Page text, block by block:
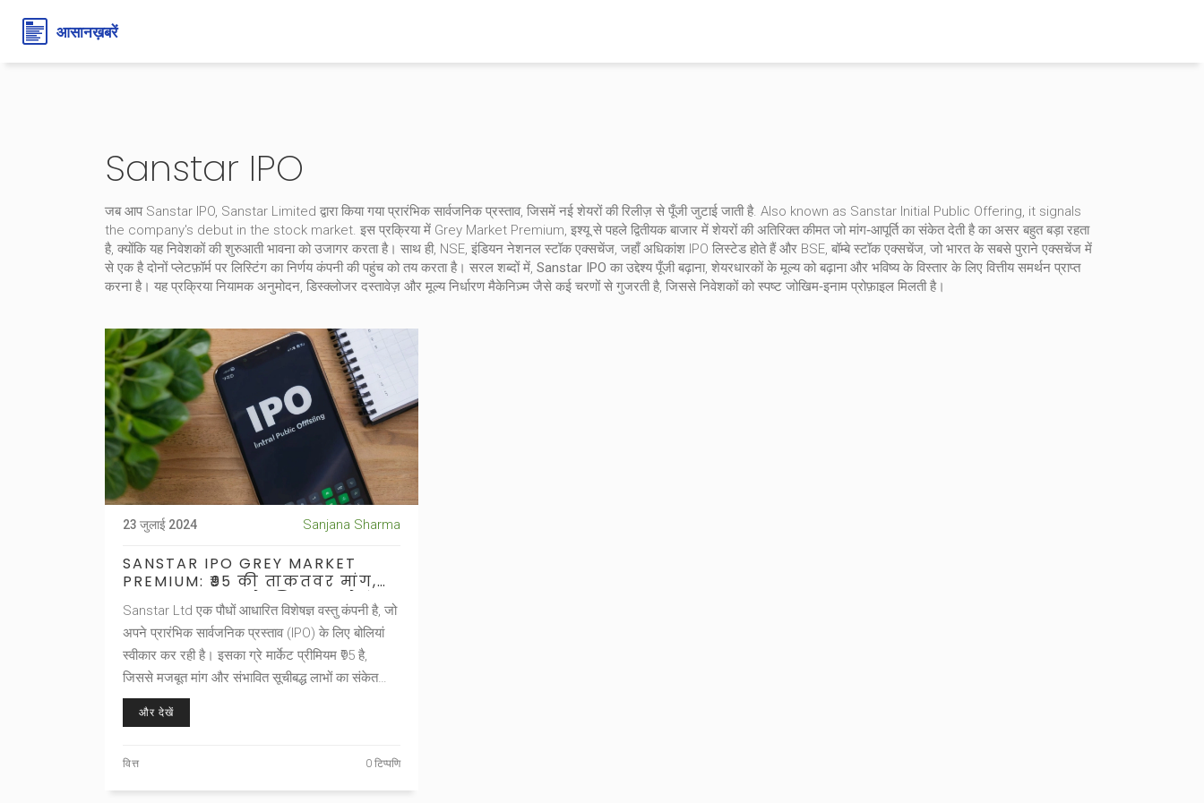
Sanstar IPO
जब आप Sanstar IPO, Sanstar Limited द्वारा किया गया प्रारंभिक सार्वजनिक प्रस्ताव, जिसमें नई शेयरों की रिलीज़ से पूँजी जुटाई जाती है. Also known as Sanstar Initial Public Offering, it signals
the company's debut in the stock market. इस प्रक्रिया में Grey Market Premium, इश्यू से पहले द्वितीयक बाजार में शेयरों की अतिरिक्त कीमत जो मांग‑आपूर्ति का संकेत देती हैका असर बहुत बड़ा रहता
है, क्योंकि यह निवेशकों की शुरुआती भावना को उजागर करता है। साथ ही, NSE, इंडियन नेशनल स्टॉक एक्सचेंज, जहाँ अधिकांश IPO लिस्टेड होते हैंऔर BSE, बॉम्बे स्टॉक एक्सचेंज, जो भारत के सबसे पुराने एक्सचेंज में
से एक हैदोनों प्लेटफ़ॉर्म पर लिस्टिंग का निर्णय कंपनी की पहुंच को तय करता है। सरल शब्दों में, Sanstar IPO का उद्देश्य पूँजी बढ़ाना, शेयरधारकों के मूल्य को बढ़ाना और भविष्य के विस्तार के लिए वित्तीय समर्थन प्राप्त
करना है। यह प्रक्रिया नियामक अनुमोदन, डिस्क्लोजर दस्तावेज़ और मूल्य निर्धारण मैकेनिज़्म जैसे कई चरणों से गुजरती है, जिससे निवेशकों को स्पष्ट जोखिम‑इनाम प्रोफ़ाइल मिलती है।
23 जुलाई 2024 Sanjana Sharma
SANSTAR IPO GREY MARKET
PREMIUM: ₹95 की ताकतवर मांग,
क्या यह IPO आपके लिए फायदेमंद
हो सकता है?
Sanstar Ltd एक पौधों आधारित विशेषज्ञ वस्तु कंपनी है, जो
अपने प्रारंभिक सार्वजनिक प्रस्ताव (IPO) के लिए बोलियां
स्वीकार कर रही है। इसका ग्रे मार्केट प्रीमियम ₹95 है,
जिससे मजबूत मांग और संभावित सूचीबद्ध लाभों का संकेत
मिलता है। IPO का आकार ₹510.15 करोड़ है और प्रति शेयर
मूल्य बैंड ₹90 से ₹95 रखा गया है।
और देखें
वित्त 0 टिप्पणि